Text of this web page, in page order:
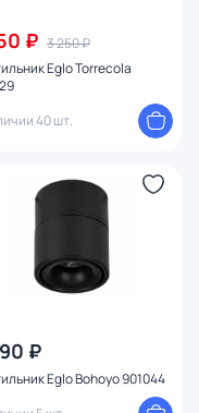
₽ 3 250 ₽
Eglo Torrecola
40 шт.
₽
Eglo Bohoyo 901044